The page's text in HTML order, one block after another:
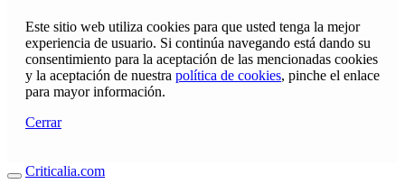
Este sitio web utiliza cookies para que usted tenga la mejor
experiencia de usuario. Si continúa navegando está dando su
consentimiento para la aceptación de las mencionadas cookies
y la aceptación de nuestra política de cookies, pinche el enlace
para mayor información.
Cerrar
Criticalia.com